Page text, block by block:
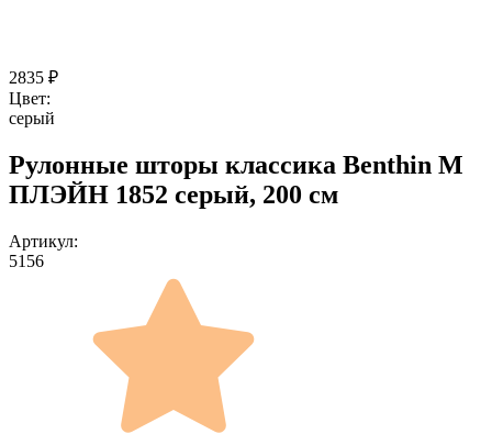
2835 ₽
Цвет:
серый
Рулонные шторы классика Benthin M
ПЛЭЙН 1852 серый, 200 см
Артикул:
5156